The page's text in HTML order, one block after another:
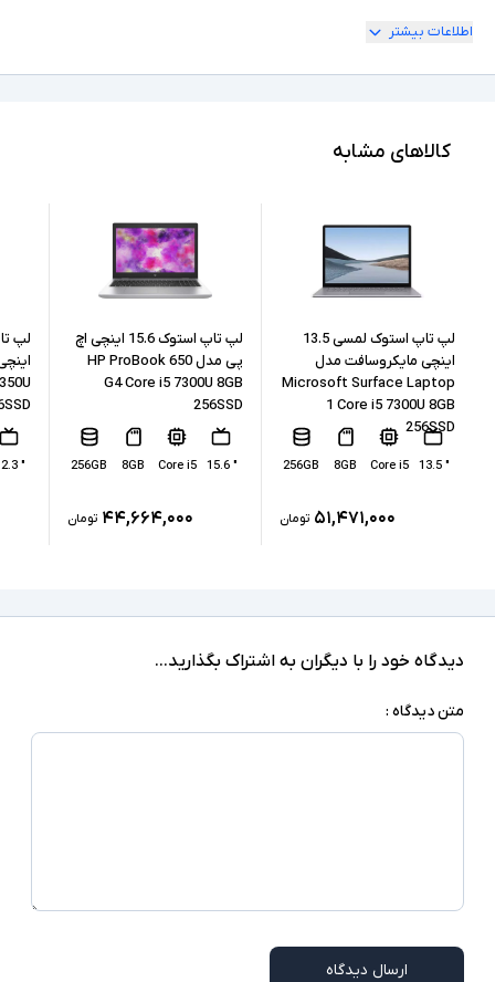
امکان چرخش
نسل پردازنده
8GB
حافظه داخلی 256GB
نوع حافظه داخلی SSD
پردازنده گرافیکی Intel UHD Graphics 620
سیستم عامل ‎Windows 10 Pro
توضیحات تکمیلی
اطلاعات بیشتر
کالاهای مشابه
لپ تاپ استوک لمسی 13.5
اینچی مایکروسافت مدل
Microsoft Surface Laptop
1 Core i5 7300U 8GB
256SSD
" 13.5
Core i5
8GB
256GB
۵۱,۴۷۱,۰۰۰ تومان
لپ تاپ استوک 15.6 اینچی اچ
پی مدل HP ProBook 650
G4 Core i5 7300U 8GB
256SSD
" 15.6
Core i5
8GB
256GB
۴۴,۶۶۴,۰۰۰ تومان
" 12.3
دیدگاه خود را با دیگران به اشتراک بگذارید...
متن دیدگاه :
ارسال دیدگاه